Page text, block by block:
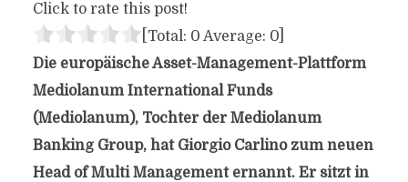
Click to rate this post!
[Total: 0 Average: 0]
Die europäische Asset-Management-Plattform
Mediolanum International Funds
(Mediolanum), Tochter der Mediolanum
Banking Group, hat Giorgio Carlino zum neuen
Head of Multi Management ernannt. Er sitzt in